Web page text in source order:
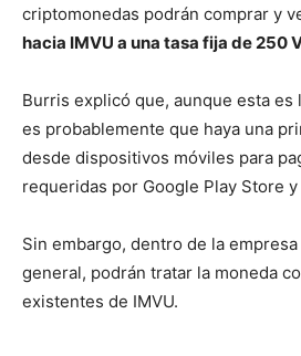
criptomonedas podrán comprar y
hacia IMVU a una tasa fija de 250
Burris explicó que, aunque esta es
es probablemente que haya una
desde dispositivos móviles para
requeridas por Google Play Store
Sin embargo, dentro de la
general, podrán tratar la moneda
existentes de IMVU.